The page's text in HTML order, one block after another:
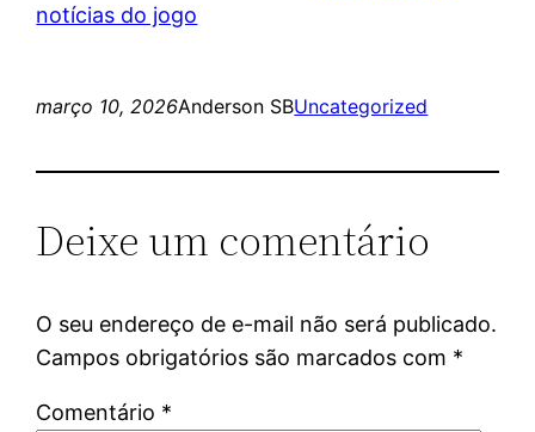
notícias do jogo
março 10, 2026Anderson SBUncategorized
Deixe um comentário
O seu endereço de e-mail não será publicado.
Campos obrigatórios são marcados com *
Comentário *